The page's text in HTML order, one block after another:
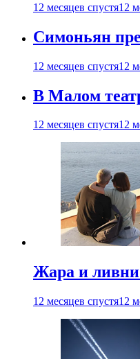
12 месяцев спустя12
Симоньян
12 месяцев спустя12
В Малом
12 месяцев спустя12
Жара и ливни
12 месяцев спустя12